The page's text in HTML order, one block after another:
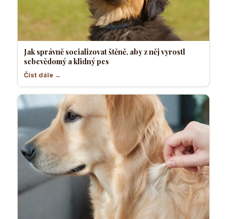
Jak správně socializovat štěně, aby z něj vyrostl
sebevědomý a klidný pes
Číst dále →